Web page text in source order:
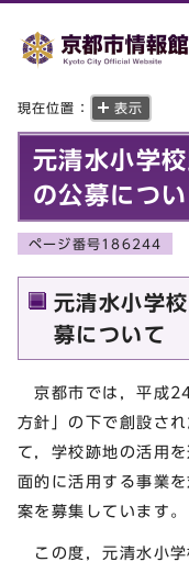
現在位置： 表示
元清水小学
の公募につ
ページ番号186244
元清水小学
募について
京都市では，平成
方針」の下で創設さ
て，学校跡地の活用
面的に活用する事業
案を募集しています。
この度，元清水小学